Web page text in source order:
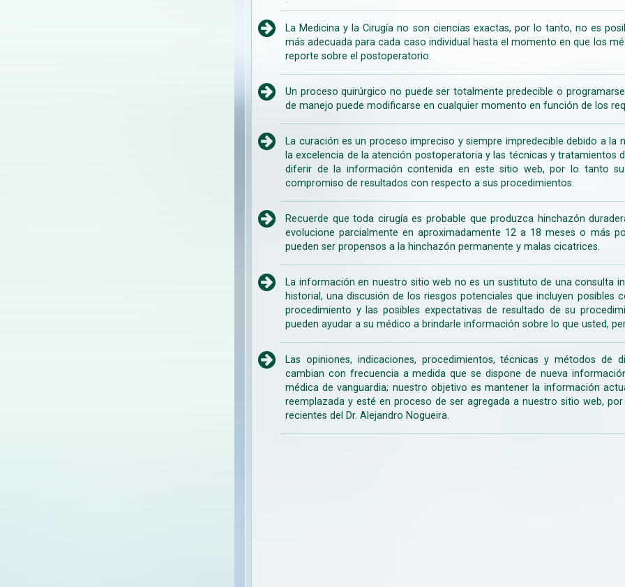
La Medicina y la Cirugía no son ciencias exactas, por lo tanto, no es
más adecuada para cada caso individual hasta el momento en que los
reporte sobre el postoperatorio.
Un proceso quirúrgico no puede ser totalmente predecible o
de manejo puede modificarse en cualquier momento en función de los
La curación es un proceso impreciso y siempre impredecible debido a
la excelencia de la atención postoperatoria y las técnicas y
diferir de la información contenida en este sitio web, por lo tanto
compromiso de resultados con respecto a sus procedimientos.
Recuerde que toda cirugía es probable que produzca hinchazón
evolucione parcialmente en aproximadamente 12 a 18 meses o más
pueden ser propensos a la hinchazón permanente y malas cicatrices.
La información en nuestro sitio web no es un sustituto de una consulta
historial, una discusión de los riesgos potenciales que incluyen
procedimiento y las posibles expectativas de resultado de su
pueden ayudar a su médico a brindarle información sobre lo que usted,
Las opiniones, indicaciones, procedimientos, técnicas y métodos de
cambian con frecuencia a medida que se dispone de nueva
médica de vanguardia; nuestro objetivo es mantener la información
reemplazada y esté en proceso de ser agregada a nuestro sitio web,
recientes del Dr. Alejandro Nogueira.